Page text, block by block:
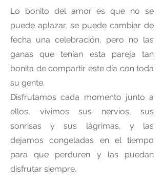
Lo bonito del amor es que no se
puede aplazar, se puede cambiar de
fecha una celebración, pero no las
ganas que tenían esta pareja tan
bonita de compartir este día con toda
su gente.
Disfrutamos cada momento junto a
ellos, vivimos sus nervios, sus
sonrisas y sus lágrimas, y las
dejamos congeladas en el tiempo
para que perduren y las puedan
disfrutar siempre.